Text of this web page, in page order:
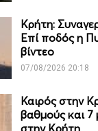
Κρήτη:
Επί ποδός η
βίντεο
07/08/2026 20:18
Καιρός στην
βαθμούς και
στην Κρήτη